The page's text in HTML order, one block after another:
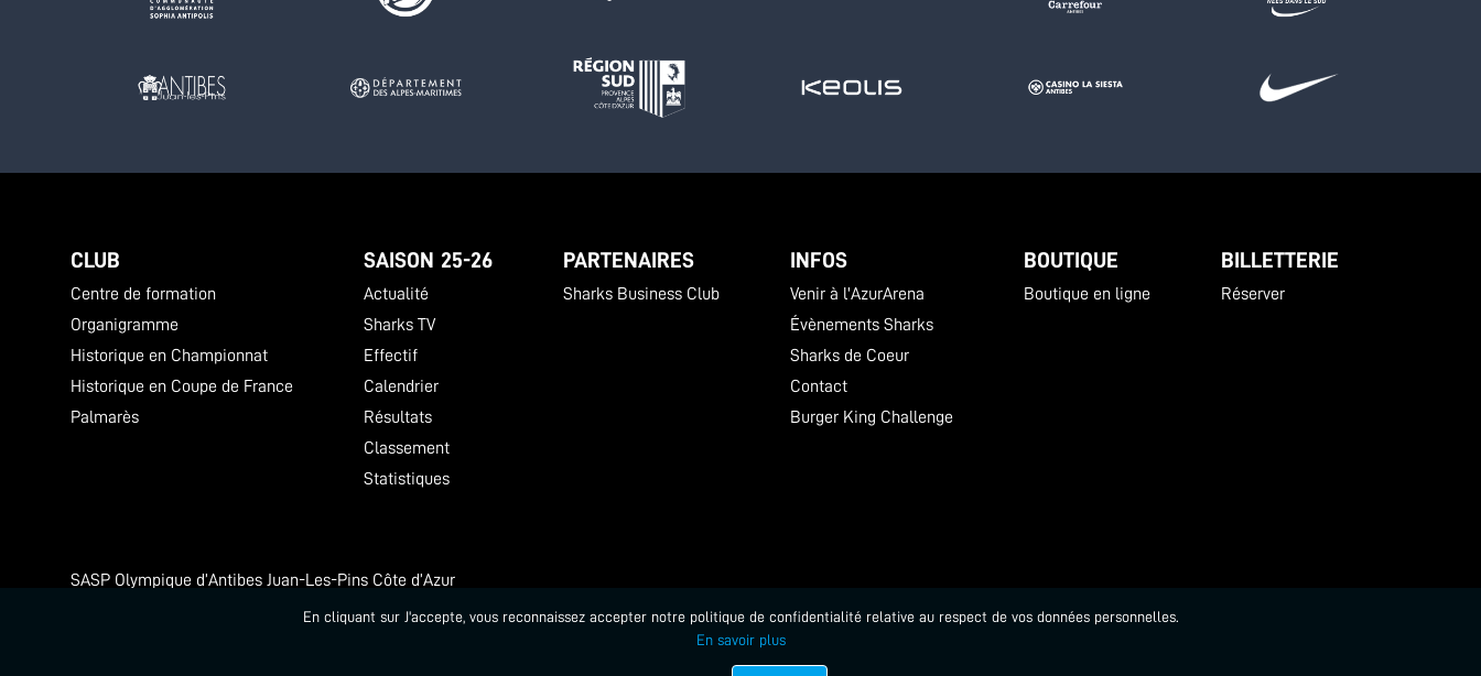
CLUB
Centre de formation
Organigramme
Historique en Championnat
Historique en Coupe de France
Palmarès
SAISON 25-26
Actualité
Sharks TV
Effectif
Calendrier
Résultats
Classement
Statistiques
PARTENAIRES
Sharks Business Club
INFOS
Venir à l'AzurArena
Évènements Sharks
Sharks de Coeur
Contact
Burger King Challenge
BOUTIQUE
Boutique en ligne
BILLETTERIE
Réserver
SASP Olympique d’Antibes Juan-Les-Pins Côte d’Azur
En cliquant sur J'accepte, vous reconnaissez accepter notre politique de confidentialité relative au respect de vos données personnelles.
En savoir plus